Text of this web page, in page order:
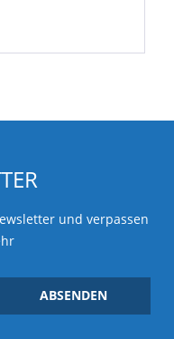
und verpassen
ABSENDEN